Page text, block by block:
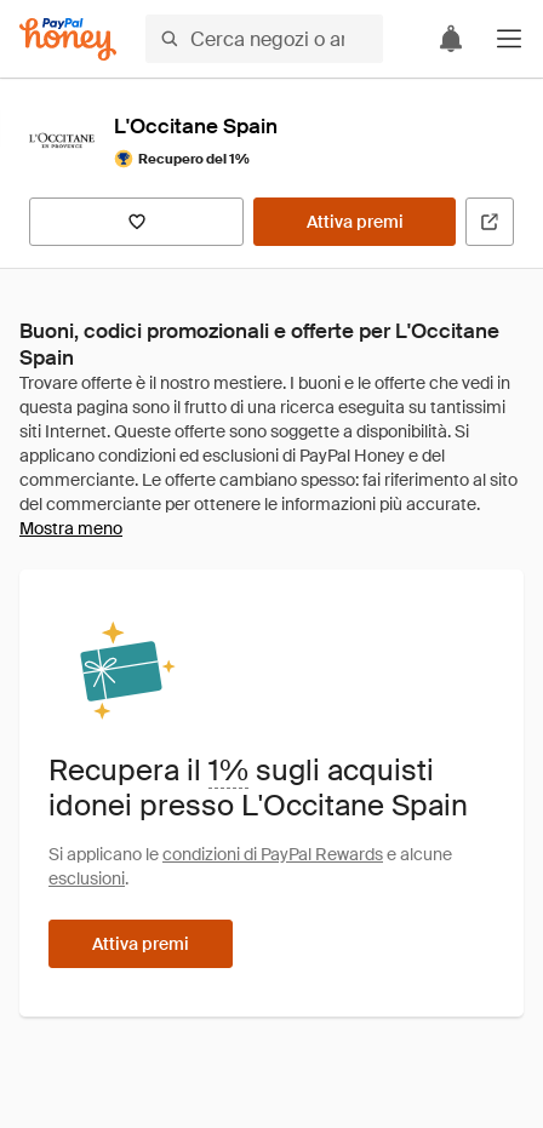
L'Occitane Spain
Recupero del 1%
Attiva premi
Buoni, codici promozionali e offerte per L'Occitane
Spain
Mostra meno
Recupera il 1% sugli acquisti
idonei presso L'Occitane Spain
Si applicano lecondizioni di PayPal Rewardse alcune
esclusioni.
Attiva premi